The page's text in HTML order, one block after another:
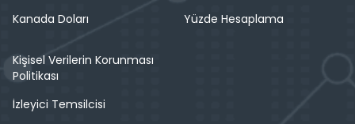
Kanada Doları
Yüzde Hesaplama
Kişisel Verilerin Korunması
Politikası
İzleyici Temsilcisi